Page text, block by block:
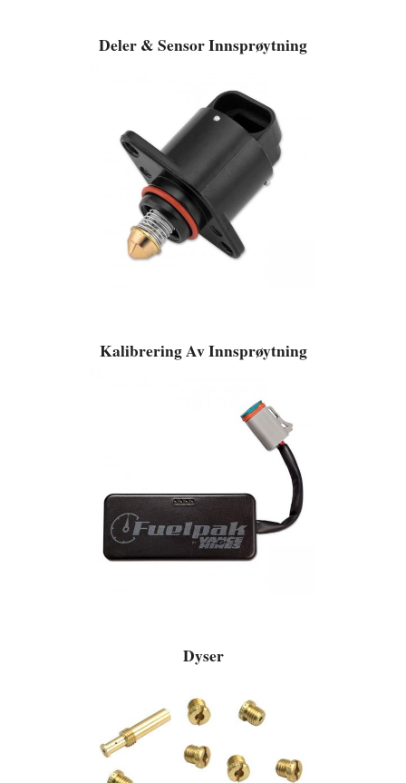
Deler & Sensor Innsprøytning
Kalibrering Av Innsprøytning
Dyser